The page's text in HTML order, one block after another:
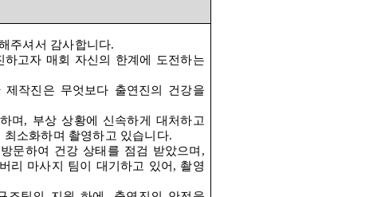
주셔서 감사합니다.
고자 매회 자신의 한계에 도전하는
제작진은 무엇보다 출연진의 건강을
며 , 부상 상황에 신속하게 대처하고
소화하며 촬영하고 있습니다.
문하여 건강 상태를 점검 받았으며 ,
리 마사지 팀이 대기하고 있어 , 촬영